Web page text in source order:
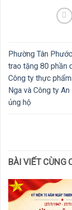
Phường Tân
trao tặng 80 phần
Công ty thực
Nga và Công ty
ủng hộ
BÀI VIẾT CÙNG